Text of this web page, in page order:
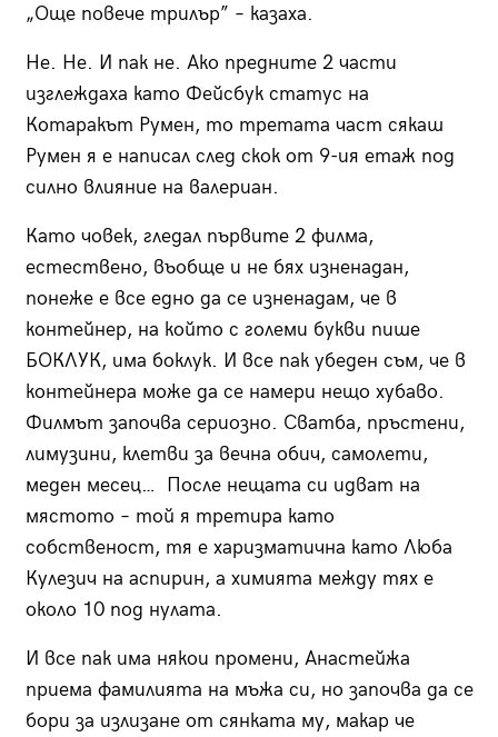
„Още повече трилър” – казаха.
Не. Не. И пак не. Ако предните 2 части
изглеждаха като Фейсбук статус на
Котаракът Румен, то третата част сякаш
Румен я е написал след скок от 9-ия етаж под
силно влияние на валериан.
Като човек, гледал първите 2 филма,
естествено, въобще и не бях изненадан,
понеже е все едно да се изненадам, че в
контейнер, на който с големи букви пише
БОКЛУК, има боклук. И все пак убеден съм, че в
контейнера може да се намери нещо хубаво.
Филмът започва сериозно. Сватба, пръстени,
лимузини, клетви за вечна обич, самолети,
меден месец… После нещата си идват на
мястото – той я третира като
собственост, тя е харизматична като Люба
Кулезич на аспирин, а химията между тях е
около 10 под нулата.
И все пак има някои промени, Анастейжа
приема фамилията на мъжа си, но започва да се
бори за излизане от сянката му, макар че